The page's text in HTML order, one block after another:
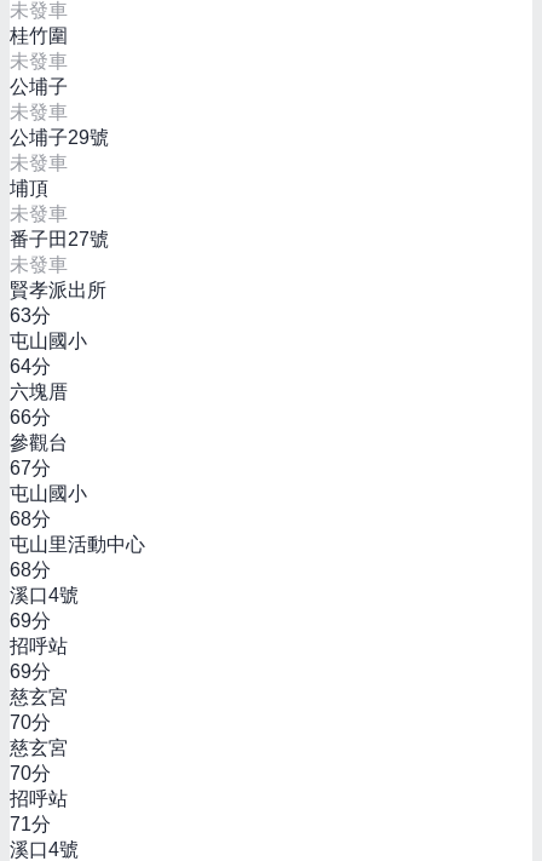
未發車
桂竹圍
未發車
公埔子
未發車
公埔子29號
未發車
埔頂
未發車
番子田27號
未發車
賢孝派出所
63分
屯山國小
64分
六塊厝
66分
參觀台
67分
屯山國小
68分
屯山里活動中心
68分
溪口4號
69分
招呼站
69分
慈玄宮
70分
慈玄宮
70分
招呼站
71分
溪口4號